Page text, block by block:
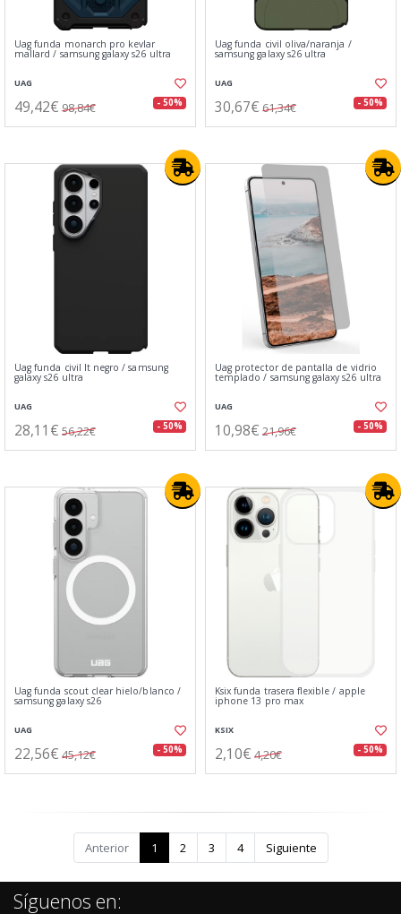
Uag funda monarch pro kevlar
mallard / samsung galaxy s26 ultra
UAG
49,42€ 98,84€ - 50%
Uag funda civil oliva/naranja /
samsung galaxy s26 ultra
UAG
30,67€ 61,34€ - 50%
Uag funda civil lt negro / samsung
galaxy s26 ultra
UAG
28,11€ 56,22€ - 50%
Uag protector de pantalla de vidrio
templado / samsung galaxy s26 ultra
UAG
10,98€ 21,96€ - 50%
Uag funda scout clear hielo/blanco⁤⁣ /
samsung galaxy s26
UAG
22,56€ 45,12€ - 50%
Ksix funda trasera flexible / apple
iphone 13 pro max
KSIX
2,10€ 4,20€ - 50%
Anterior 1 2 3 4 Siguiente
Síguenos en: